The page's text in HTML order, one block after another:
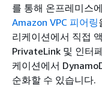
를 통해 온프레미스
Amazon VPC 피어링
리케이션에서 직접
PrivateLink 및 인터
케이션에서
순화할 수 있습니다.